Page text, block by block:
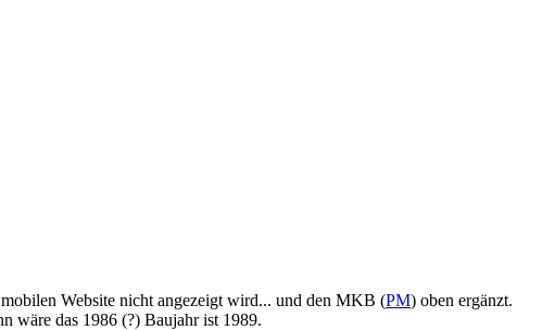
Website nicht angezeigt wird... und den MKB (PM) oben ergänzt.
wäre das 1986 (?) Baujahr ist 1989.